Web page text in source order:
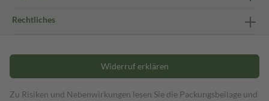
Rechtliches
Widerruf erklären
Zu Risiken und Nebenwirkungen lesen Sie die Packungsbeilage und